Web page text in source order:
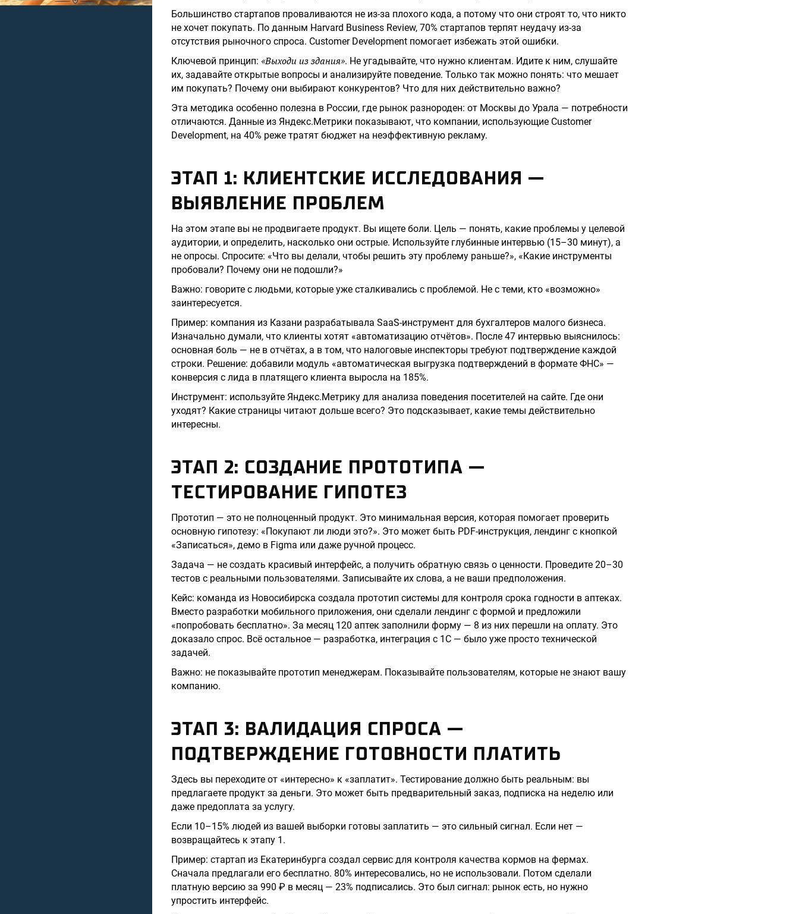
Большинство стартапов проваливаются не из-за плохого кода, а потому что они строят то, что никто
не хочет покупать. По данным Harvard Business Review, 70% стартапов терпят неудачу из-за
отсутствия рыночного спроса. Customer Development помогает избежать этой ошибки.
Ключевой принцип: «Выходи из здания». Не угадывайте, что нужно клиентам. Идите к ним, слушайте
их, задавайте открытые вопросы и анализируйте поведение. Только так можно понять: что мешает
им покупать? Почему они выбирают конкурентов? Что для них действительно важно?
Эта методика особенно полезна в России, где рынок разнороден: от Москвы до Урала — потребности
отличаются. Данные из Яндекс.Метрики показывают, что компании, использующие Customer
Development, на 40% реже тратят бюджет на неэффективную рекламу.
ЭТАП 1: КЛИЕНТСКИЕ ИССЛЕДОВАНИЯ —
ВЫЯВЛЕНИЕ ПРОБЛЕМ
На этом этапе вы не продвигаете продукт. Вы ищете боли. Цель — понять, какие проблемы у целевой
аудитории, и определить, насколько они острые. Используйте глубинные интервью (15–30 минут), а
не опросы. Спросите: «Что вы делали, чтобы решить эту проблему раньше?», «Какие инструменты
пробовали? Почему они не подошли?»
Важно: говорите с людьми, которые уже сталкивались с проблемой. Не с теми, кто «возможно»
заинтересуется.
Пример: компания из Казани разрабатывала SaaS-инструмент для бухгалтеров малого бизнеса.
Изначально думали, что клиенты хотят «автоматизацию отчётов». После 47 интервью выяснилось:
основная боль — не в отчётах, а в том, что налоговые инспекторы требуют подтверждение каждой
строки. Решение: добавили модуль «автоматическая выгрузка подтверждений в формате ФНС» —
конверсия с лида в платящего клиента выросла на 185%.
Инструмент: используйте Яндекс.Метрику для анализа поведения посетителей на сайте. Где они
уходят? Какие страницы читают дольше всего? Это подсказывает, какие темы действительно
интересны.
ЭТАП 2: СОЗДАНИЕ ПРОТОТИПА —
ТЕСТИРОВАНИЕ ГИПОТЕЗ
Прототип — это не полноценный продукт. Это минимальная версия, которая помогает проверить
основную гипотезу: «Покупают ли люди это?». Это может быть PDF-инструкция, лендинг с кнопкой
«Записаться», демо в Figma или даже ручной процесс.
Задача — не создать красивый интерфейс, а получить обратную связь о ценности. Проведите 20–30
тестов с реальными пользователями. Записывайте их слова, а не ваши предположения.
Кейс: команда из Новосибирска создала прототип системы для контроля срока годности в аптеках.
Вместо разработки мобильного приложения, они сделали лендинг с формой и предложили
«попробовать бесплатно». За месяц 120 аптек заполнили форму — 8 из них перешли на оплату. Это
доказало спрос. Всё остальное — разработка, интеграция с 1С — было уже просто технической
задачей.
Важно: не показывайте прототип менеджерам. Показывайте пользователям, которые не знают вашу
компанию.
ЭТАП 3: ВАЛИДАЦИЯ СПРОСА —
ПОДТВЕРЖДЕНИЕ ГОТОВНОСТИ ПЛАТИТЬ
Здесь вы переходите от «интересно» к «заплатит». Тестирование должно быть реальным: вы
предлагаете продукт за деньги. Это может быть предварительный заказ, подписка на неделю или
даже предоплата за услугу.
Если 10–15% людей из вашей выборки готовы заплатить — это сильный сигнал. Если нет —
возвращайтесь к этапу 1.
Пример: стартап из Екатеринбурга создал сервис для контроля качества кормов на фермах.
Сначала предлагали его бесплатно. 80% интересовались, но не использовали. Потом сделали
платную версию за 990 ₽ в месяц — 23% подписались. Это был сигнал: рынок есть, но нужно
упростить интерфейс.